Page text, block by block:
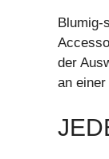
Blumig-
der
an